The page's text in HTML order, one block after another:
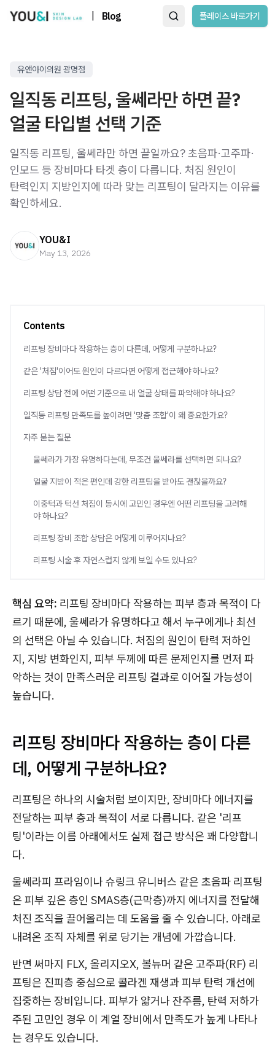
Blog 플레이스 바로가기
유앤아이의원 광명점
일직동 리프팅, 울쎄라만 하면 끝?
얼굴 타입별 선택 기준
일직동 리프팅, 울쎄라만 하면 끝일까요? 초음파·고주파·
인모드 등 장비마다 타겟 층이 다릅니다. 처짐 원인이
탄력인지 지방인지에 따라 맞는 리프팅이 달라지는 이유를
확인하세요.
YOU&I
May 13, 2026
Contents
리프팅 장비마다 작용하는 층이 다른데, 어떻게 구분하나요?
같은 '처짐'이어도 원인이 다르다면 어떻게 접근해야 하나요?
리프팅 상담 전에 어떤 기준으로 내 얼굴 상태를 파악해야 하나요?
일직동 리프팅 만족도를 높이려면 '맞춤 조합'이 왜 중요한가요?
자주 묻는 질문
울쎄라가 가장 유명하다는데, 무조건 울쎄라를 선택하면 되나요?
얼굴 지방이 적은 편인데 강한 리프팅을 받아도 괜찮을까요?
이중턱과 턱선 처짐이 동시에 고민인 경우엔 어떤 리프팅을 고려해
야 하나요?
리프팅 장비 조합 상담은 어떻게 이루어지나요?
리프팅 시술 후 자연스럽지 않게 보일 수도 있나요?
핵심 요약: 리프팅 장비마다 작용하는 피부 층과 목적이 다
르기 때문에, 울쎄라가 유명하다고 해서 누구에게나 최선
의 선택은 아닐 수 있습니다. 처짐의 원인이 탄력 저하인
지, 지방 변화인지, 피부 두께에 따른 문제인지를 먼저 파
악하는 것이 만족스러운 리프팅 결과로 이어질 가능성이
높습니다.
리프팅 장비마다 작용하는 층이 다른
데, 어떻게 구분하나요?
리프팅은 하나의 시술처럼 보이지만, 장비마다 에너지를
전달하는 피부 층과 목적이 서로 다릅니다. 같은 '리프
팅'이라는 이름 아래에서도 실제 접근 방식은 꽤 다양합니
다.
울쎄라피 프라임이나 슈링크 유니버스 같은 초음파 리프팅
은 피부 깊은 층인 SMAS층(근막층)까지 에너지를 전달해
처진 조직을 끌어올리는 데 도움을 줄 수 있습니다. 아래로
내려온 조직 자체를 위로 당기는 개념에 가깝습니다.
반면 써마지 FLX, 올리지오X, 볼뉴머 같은 고주파(RF) 리
프팅은 진피층 중심으로 콜라겐 재생과 피부 탄력 개선에
집중하는 장비입니다. 피부가 얇거나 잔주름, 탄력 저하가
주된 고민인 경우 이 계열 장비에서 만족도가 높게 나타나
는 경우도 있습니다.